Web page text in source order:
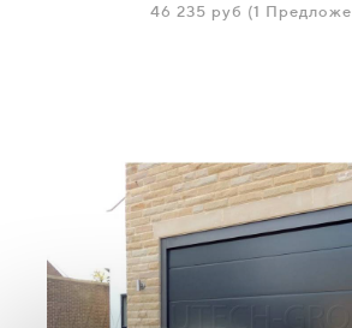
46 235 руб (1